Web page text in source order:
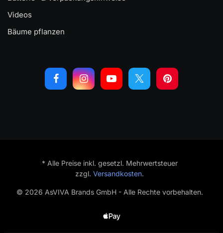
Videos
Bäume pflanzen
* Alle Preise inkl. gesetzl. Mehrwertsteuer
zzgl. Versandkosten.
© 2026 AsVIVA Brands GmbH - Alle Rechte vorbehalten.